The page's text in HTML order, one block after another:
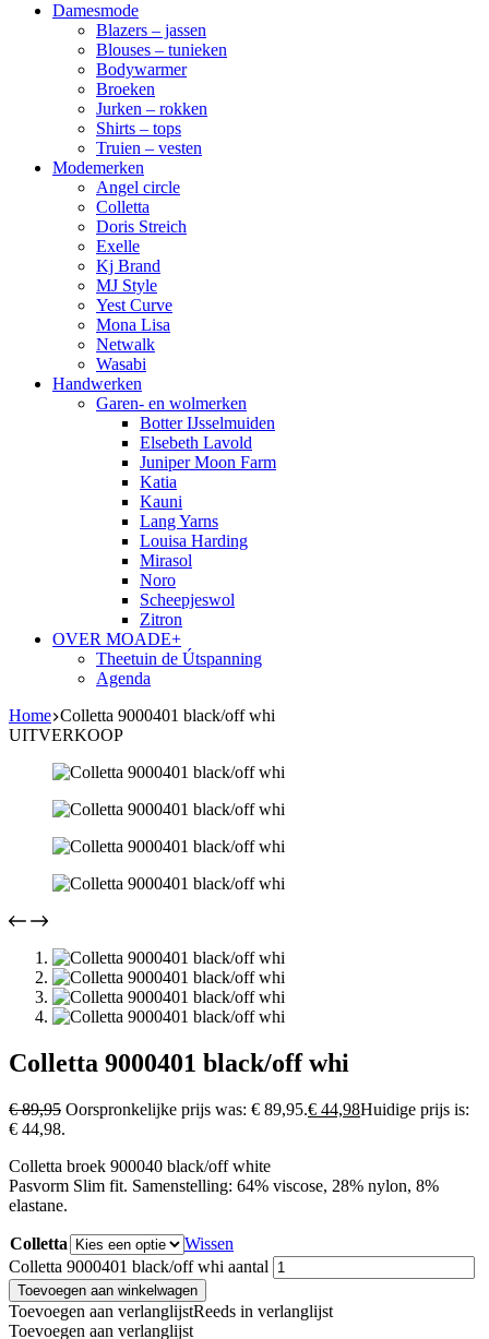
Damesmode
Blazers – jassen
Blouses – tunieken
Bodywarmer
Broeken
Jurken – rokken
Shirts – tops
Truien – vesten
Modemerken
Angel circle
Colletta
Doris Streich
Exelle
Kj Brand
MJ Style
Yest Curve
Mona Lisa
Netwalk
Wasabi
Handwerken
Garen- en wolmerken
Botter IJsselmuiden
Elsebeth Lavold
Juniper Moon Farm
Katia
Kauni
Lang Yarns
Louisa Harding
Mirasol
Noro
Scheepjeswol
Zitron
OVER MOADE+
Theetuin de Útspanning
Agenda
Home Colletta 9000401 black/off whi
UITVERKOOP
Colletta 9000401 black/off whi
€89,95 Oorspronkelijke prijs was: € 89,95.€ 44,98Huidige prijs is:
€ 44,98.
Colletta broek 900040 black/off white
Pasvorm Slim fit. Samenstelling: 64% viscose, 28% nylon, 8%
elastane.
Colletta
Wissen
Colletta 9000401 black/off whi aantal
Toevoegen aan winkelwagen
Toevoegen aan verlanglijstReeds in verlanglijst
Toevoegen aan verlanglijst